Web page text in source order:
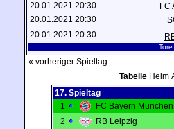
20.01.2021 20:30
FC
20.01.2021 20:30
20.01.2021 20:30
« vorheriger Spieltag
Tabelle Heim
17. Spieltag
1
FC Bayern München
2
RB Leipzig